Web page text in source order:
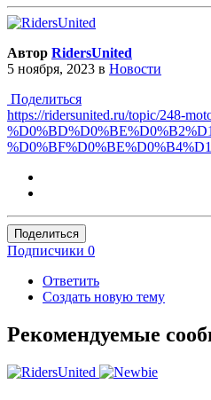
Автор RidersUnited
5 ноября, 2023 в Новости
Поделиться
https://ridersunited.ru/topic/248-
Поделиться
Подписчики 0
Ответить
Создать новую тему
Рекомендуемые